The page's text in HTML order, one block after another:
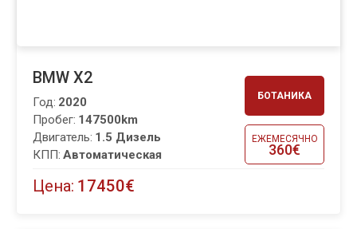
БОТАНИКА
ЕЖЕМЕСЯЧНО
360€
BMW X2
Пробег: 147500km
Год: 2020
Двигатель: 1.5 Дизель
КПП: Автоматическая
Цена: 17450€